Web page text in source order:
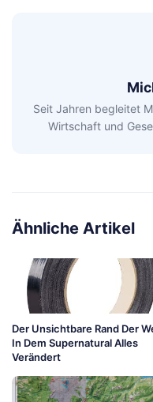
Seit Jahren begleitet
Wirtschaft und
Ähnliche Artikel
Der Unsichtbare Rand Der
In Dem Supernatural Alles
Verändert